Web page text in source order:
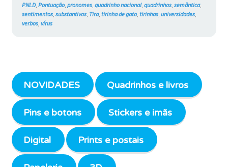
PNLD, Pontuação, pronomes, quadrinho nacional, quadrinhos, semântica,
sentimentos, substantivos, Tira, tirinha de gato, tirinhas, universidades,
verbos, vírus
NOVIDADES Quadrinhos e livros
Pins e botons Stickers e imãs
Digital Prints e postais